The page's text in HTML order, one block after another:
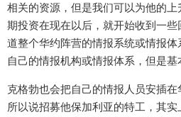
相关的资源，但是我们可以为他的
期投资在现在以后，就开始收到一
道整个华约阵营的情报系统或情报
自己的情报机构或情报体系，但是基
克格勃也会把自己的情报人员安插在
所以说招募他保加利亚的特工，其